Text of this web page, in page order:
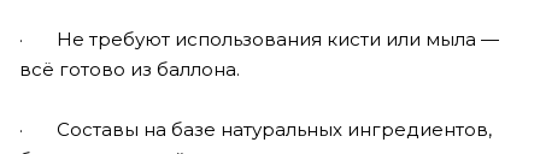
· Не требуют использования кисти или мыла —
всё готово из баллона.
· Составы на базе натуральных ингредиентов,